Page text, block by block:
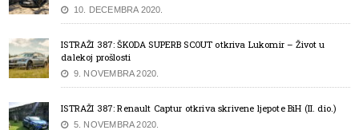
10. DECEMBRA 2020.
ISTRAŽI 387: ŠKODA SUPERB SCOUT otkriva Lukomir – Život u
dalekoj prošlosti
9. NOVEMBRA 2020.
ISTRAŽI 387: Renault Captur otkriva skrivene ljepote BiH (II. dio.)
5. NOVEMBRA 2020.